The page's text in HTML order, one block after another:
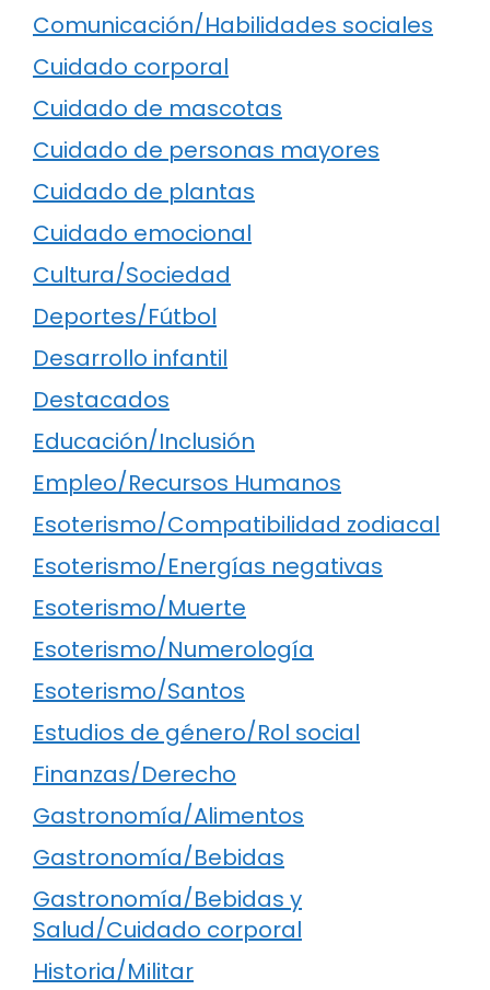
Comunicación/Habilidades sociales
Cuidado corporal
Cuidado de mascotas
Cuidado de personas mayores
Cuidado de plantas
Cuidado emocional
Cultura/Sociedad
Deportes/Fútbol
Desarrollo infantil
Destacados
Educación/Inclusión
Empleo/Recursos Humanos
Esoterismo/Compatibilidad zodiacal
Esoterismo/Energías negativas
Esoterismo/Muerte
Esoterismo/Numerología
Esoterismo/Santos
Estudios de género/Rol social
Finanzas/Derecho
Gastronomía/Alimentos
Gastronomía/Bebidas
Gastronomía/Bebidas y
Salud/Cuidado corporal
Historia/Militar